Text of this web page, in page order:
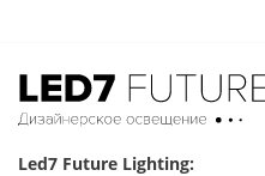
Led7 Future Lighting: